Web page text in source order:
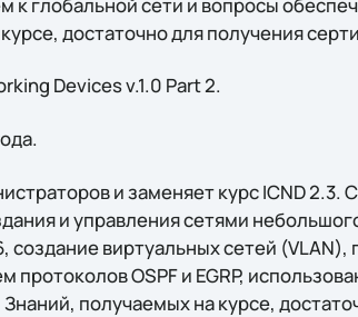
достаточно для получения
Devices v.1.0 Part 2.
и заменяет курс ICND 2.3.
и управления сетями
виртуальных сетей (VLAN),
OSPF и EGRP,
получаемых на курсе,